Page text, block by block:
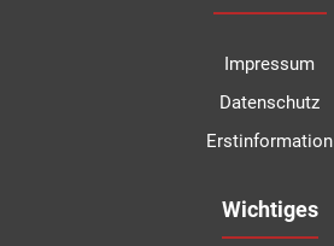
Impressum
Datenschutz
Erstinformation
Wichtiges